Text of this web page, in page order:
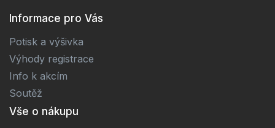
Informace pro Vás
Potisk a výšivka
Výhody registrace
Info k akcím
Soutěž
Vše o nákupu